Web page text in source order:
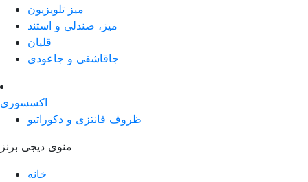
میز تلویزیون
میز، صندلی و استند
قلیان
جاقاشقی و جاعودی
اکسسوری
ظروف فانتزی و دکوراتیو
منوی دیجی برنز
خانه